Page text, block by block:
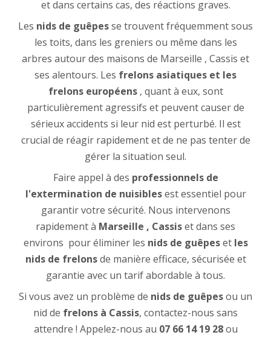
et dans certains cas, des réactions graves.
Les nids de guêpesse trouvent fréquemment sous
les toits, dans les greniers ou même dans les
arbres autour des maisons de Marseille , Cassis et
ses alentours. Les frelons asiatiques et les
frelons européens , quant à eux, sont
particulièrement agressifs et peuvent causer de
sérieux accidents si leur nid est perturbé. Il est
crucial de réagir rapidement et de ne pas tenter de
gérer la situation seul.
Faire appel à des professionnels de
l'extermination de nuisiblesest essentiel pour
garantir votre sécurité. Nous intervenons
rapidement à Marseille , Cassiset dans ses
environs pour éliminer les nids de guêpeset les
nids de frelonsde manière efficace, sécurisée et
garantie avec un tarif abordable à tous.
Si vous avez un problème de nids de guêpesou un
nid de frelons à Cassis, contactez-nous sans
attendre ! Appelez-nous au 07 66 14 19 28ou